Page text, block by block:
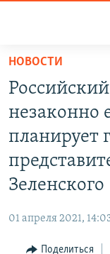
Вернуться
основному
содержанию
главной
навигации
ЕЩЕ
КАК ОБОЙТИ
НОВОСТИ
незаконно
планирует
Зеленского
01 апреля 2021,
Поделиться